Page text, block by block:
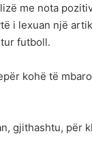
me nota
i lexuan një
futboll.
kohë të
gjithashtu, për